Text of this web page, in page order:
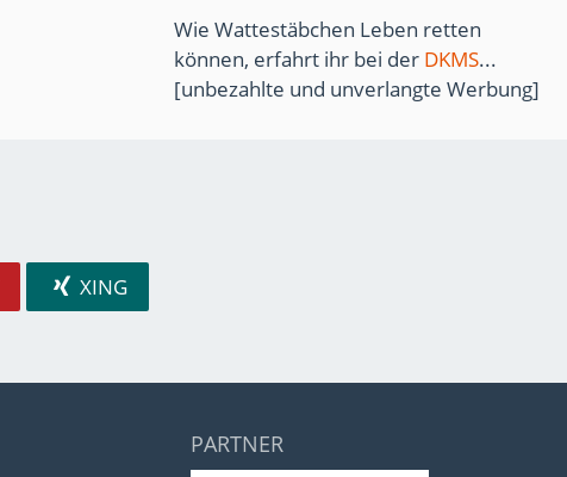
Wie Wattestäbchen Leben retten
können, erfahrt ihr bei der DKMS...
[unbezahlte und unverlangte Werbung]
XING
PARTNER